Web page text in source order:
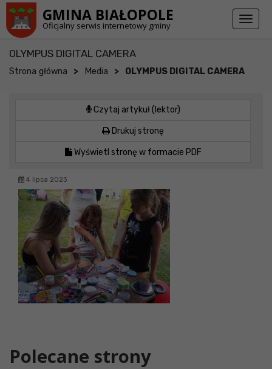
GMINA BIAŁOPOLE
Oficjalny serwis internetowy gminy
Toggle
OLYMPUS DIGITAL CAMERA
Strona główna > Media > OLYMPUS DIGITAL CAMERA
Czytaj artykuł (lektor)
Drukuj stronę
Wyświetl stronę w formacie PDF
4 lipca 2023
Polecane strony